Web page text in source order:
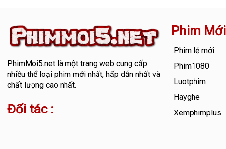
PhimMoi5.netlà một trang web cung cấp
nhiều thể loại phim mới nhất, hấp dẫn nhất và
chất lượng cao nhất.
Đối tác :
Phim Mới
Phim lẻ mới
Phim1080
Luotphim
Hayghe
Xemphimplus